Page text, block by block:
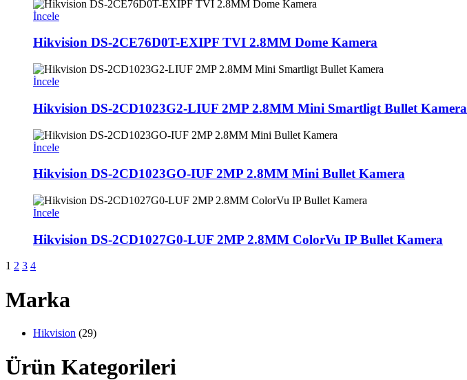
İncele
Hikvision DS-2CE76D0T-EXIPF TVI 2.8MM Dome Kamera
İncele
Hikvision DS-2CD1023G2-LIUF 2MP 2.8MM Mini Smartligt Bullet Kamera
İncele
Hikvision DS-2CD1023GO-IUF 2MP 2.8MM Mini Bullet Kamera
İncele
Hikvision DS-2CD1027G0-LUF 2MP 2.8MM ColorVu IP Bullet Kamera
1 2 3 4
Marka
Hikvision (29)
Ürün Kategorileri